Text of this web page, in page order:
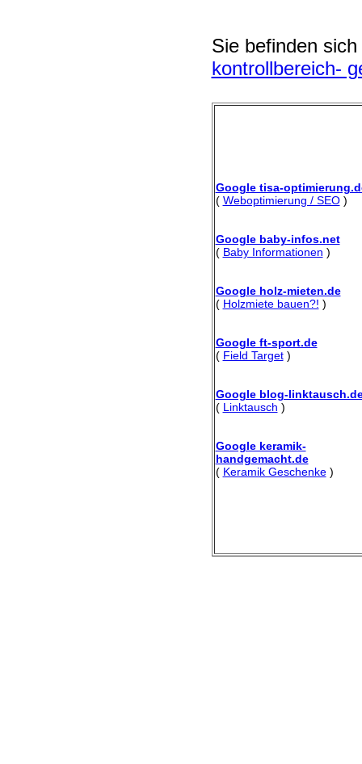
Sie befinden
kontrollbereich-
Google tisa-
( Weboptimierung / SEO)
Google baby-infos.net
( Baby Informationen )
Google holz-mieten.de
( Holzmiete bauen?! )
Google ft-sport.de
( Field Target)
Google blog-
( Linktausch )
Google keramik-
handgemacht.de
( Keramik Geschenke)